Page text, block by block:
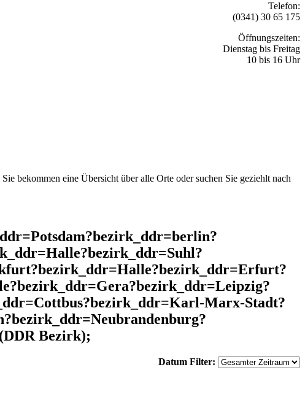
Telefon:
(0341) 30 65 175
Öffnungszeiten:
Dienstag bis Freitag
10 bis 16 Uhr
bekommen eine Übersicht über alle Orte oder suchen Sie geziehlt nach
Marx-Stadt?
Bezirk);
Datum Filter: